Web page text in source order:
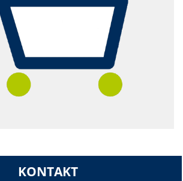
KONTAKT